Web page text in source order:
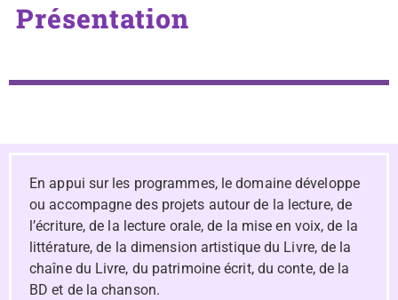
Présentation
En appui sur les programmes, le domaine développe
ou accompagne des projets autour de la lecture, de
l’écriture, de la lecture orale, de la mise en voix, de la
littérature, de la dimension artistique du Livre, de la
chaîne du Livre, du patrimoine écrit, du conte, de la
BD et de la chanson.